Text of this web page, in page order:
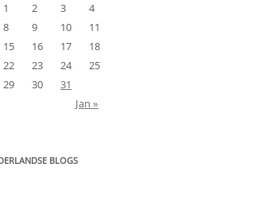
1
2 3
4
8 9 10
11
15 16 17
18
22 23 24
25
29 30
31
Jan »
BLOGS